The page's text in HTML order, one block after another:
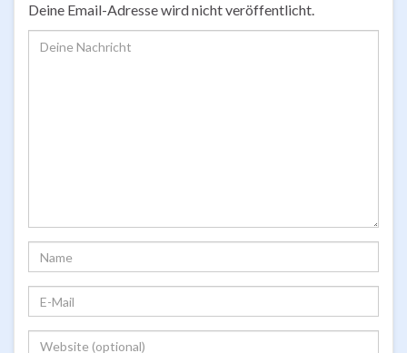
Deine Email-Adresse wird nicht veröffentlicht.